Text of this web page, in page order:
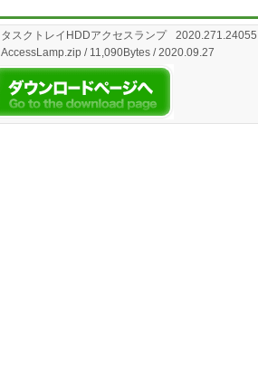
タスクトレイHDDアクセスランプ 2020.271.24055
AccessLamp.zip / 11,090Bytes / 2020.09.27